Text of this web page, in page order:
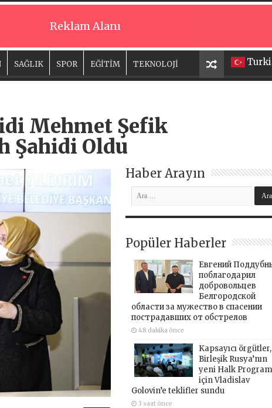
Reklam Alanı
SAĞLIK SPOR EĞİTİM TEKNOLOJİ
Mehmet Şefik
Şahidi Oldu
Haber Arayın
Popüler Haberler
Евгений
поблагодарил
добровольцев
Белгородской
области за мужество в спасении
пострадавших от обстрелов
48 dakika önce
Kapsayıcı örgütler,
Birleşik Rusya’nın
yeni Halk
için Vladislav
Golovin’e teklifler sundu
3 saat önce